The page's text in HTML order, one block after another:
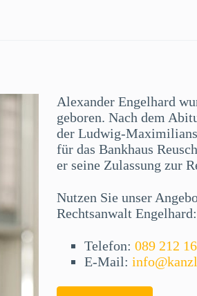
Alexander Engelhard
geboren. Nach dem
der Ludwig-
für das Bankhaus
er seine Zulassung zur
Nutzen Sie unser
Rechtsanwalt Engelhard:
Telefon: 089 212
E-Mail: